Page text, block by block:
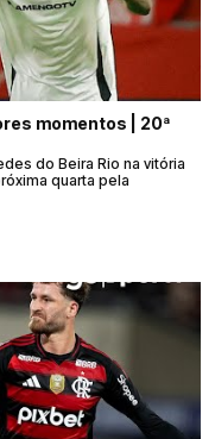
momentos | 20ª
do Beira Rio na vitória
quarta pela